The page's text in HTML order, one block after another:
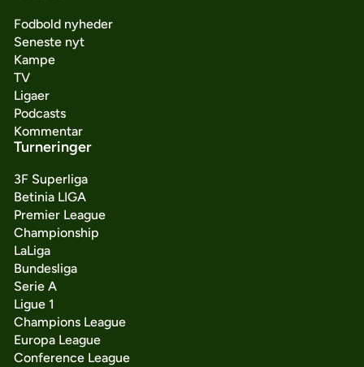
Fodbold nyheder
Seneste nyt
Kampe
TV
Ligaer
Podcasts
Kommentar
Turneringer
3F Superliga
Betinia LIGA
Premier League
Championship
LaLiga
Bundesliga
Serie A
Ligue 1
Champions League
Europa League
Conference League